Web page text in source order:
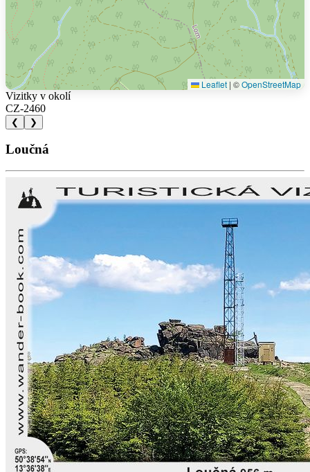
Leaflet | ©OpenStreetMap
Vizitky v okolí
CZ-2460
❮ ❯
Loučná